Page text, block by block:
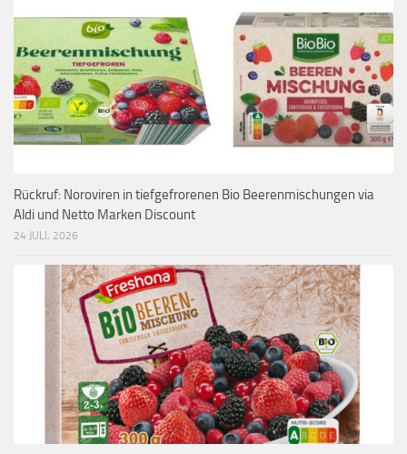
Rückruf: Noroviren in tiefgefrorenen Bio Beerenmischungen via
Aldi und Netto Marken Discount
24 JULI, 2026